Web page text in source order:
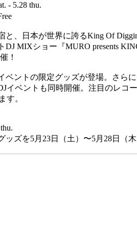
- 5.28 thu.
と、日本が世界に誇るKing Of
MIXショー『MURO presents
！
ベントの限定グッズが登場。さら
イベントも同時開催。注目のレ
す。
ッズを5月23日（土）〜5月28日（